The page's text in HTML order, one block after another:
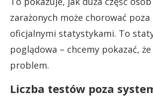
zarażonych może chorować
oficjalnymi statystykami. To
poglądowa – chcemy pokazać,
problem.
Liczba testów poza